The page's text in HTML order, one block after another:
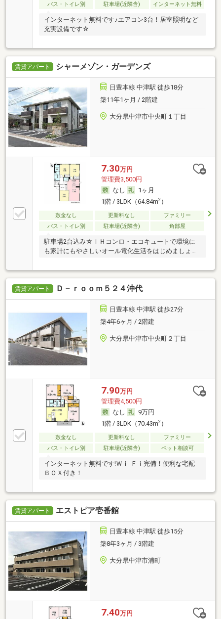
バス・トイレ別
駐車場(近隣含) インターネット無料
インターネット無料です♪エアコン3台！居室照明など
充実設備です☆
賃貸アパート シャーメゾン・ガーデンズ
日豊本線 中津駅 徒歩18分
築11年1ヶ月 / 2階建
大分県中津市中央町１丁目
7.30万円
管理費3,500円
なし
1ヶ月
1階 / 3LDK（64.84m2）
敷金なし 更新料なし
ファミリー
バス・トイレ別
駐車場(近隣含) 角部屋
駐車場2台込み☆ＩＨコンロ・エコキュートで環境に
も家計にもやさしいオール電化生活をはじめましょう
賃貸アパート Ｄ－ｒｏｏｍ５２４沖代
日豊本線 中津駅 徒歩27分
築4年6ヶ月 / 2階建
大分県中津市中央町２丁目
7.90万円
管理費4,500円
なし
9万円
1階 / 3LDK（70.43m2）
敷金なし 更新料なし
ファミリー
バス・トイレ別
駐車場(近隣含) ペット相談可
インターネット無料です!Ｗｉ-Ｆｉ完備！便利な宅配
ＢＯＸ付き！
賃貸アパート エストピア壱番館
日豊本線 中津駅 徒歩15分
築8年3ヶ月 / 3階建
大分県中津市浦町
7.40万円